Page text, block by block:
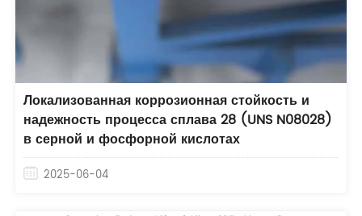
Локализованная коррозионная стойкость и
надежность процесса сплава 28 (UNS N08028)
в серной и фосфорной кислотах
2025-06-04